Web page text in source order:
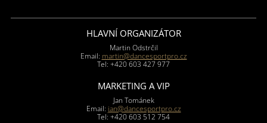
HLAVNÍ ORGANIZÁTOR
Martin Odstrčil
Email: martin@dancesportpro.cz
Tel: +420 603 427 977
MARKETING A VIP
Jan Tománek
Email: jan@dancesportpro.cz
Tel: +420 603 512 754